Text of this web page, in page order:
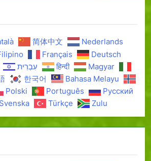
简体中文
Nederlands
Français
Deutsch
עִבְרִית हिन्दी
Magyar
한국어
Bahasa Melayu
Polski Português
Русский
Svenska Türkçe Zulu